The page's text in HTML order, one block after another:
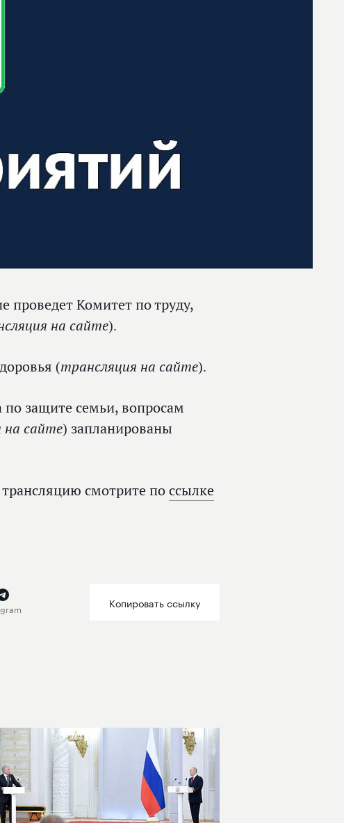
проведет Комитет по труду,
на сайте).
(трансляция на сайте).
по защите семьи, вопросам
на сайте) запланированы
смотрите поссылке
Копировать ссылку